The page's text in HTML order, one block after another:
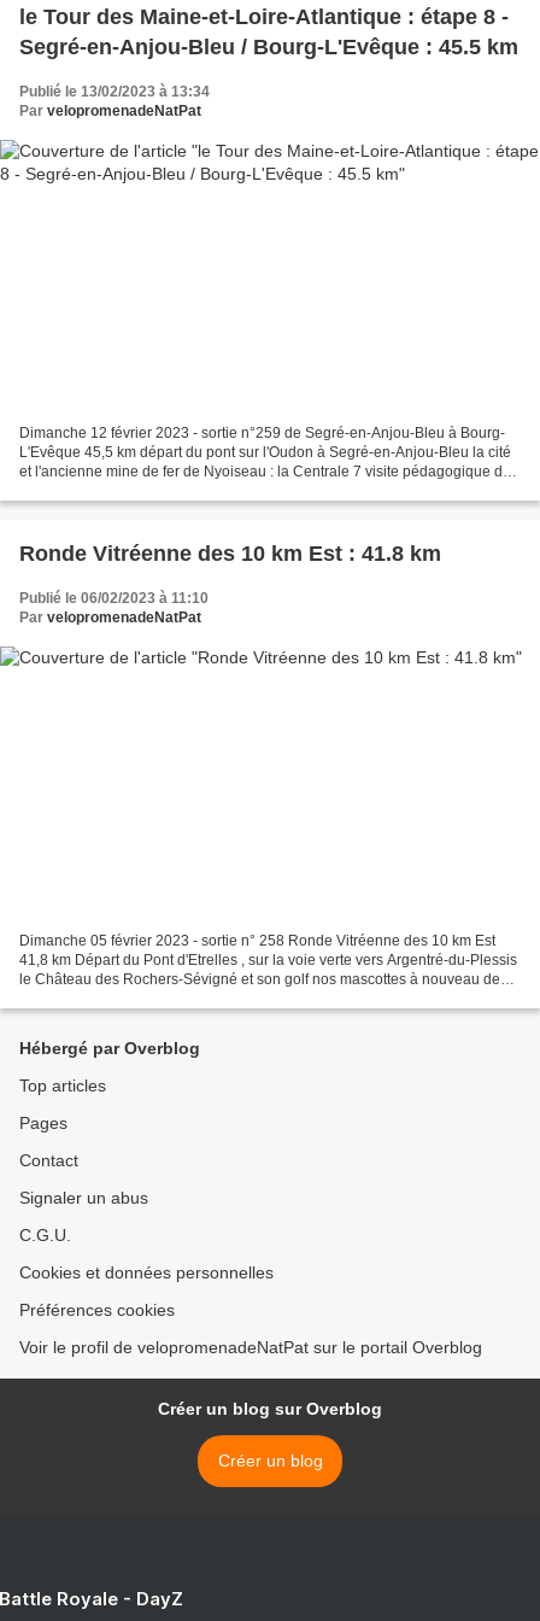
le Tour des Maine-et-Loire-Atlantique : étape 8 -
Segré-en-Anjou-Bleu / Bourg-L'Evêque : 45.5 km
Publié le 13/02/2023 à 13:34
Par velopromenadeNatPat
Dimanche 12 février 2023 - sortie n°259 de Segré-en-Anjou-Bleu à Bourg-
L'Evêque 45,5 km départ du pont sur l'Oudon à Segré-en-Anjou-Bleu la cité
et l'ancienne mine de fer de Nyoiseau : la Centrale 7 visite pédagogique des
Ronde Vitréenne des 10 km Est : 41.8 km
Publié le 06/02/2023 à 11:10
Par velopromenadeNatPat
Dimanche 05 février 2023 - sortie n° 258 Ronde Vitréenne des 10 km Est
41,8 km Départ du Pont d'Etrelles , sur la voie verte vers Argentré-du-Plessis
le Château des Rochers-Sévigné et son golf nos mascottes à nouveau de
Hébergé par Overblog
Top articles
Pages
Contact
Signaler un abus
C.G.U.
Cookies et données personnelles
Préférences cookies
Voir le profil de velopromenadeNatPat sur le portail Overblog
Créer un blog sur Overblog
Créer un blog
Royale - DayZ